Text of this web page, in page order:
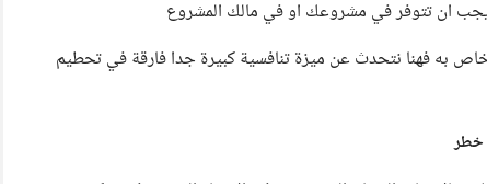
يجب ان تتوفر في مشروعك او في مالك المشروع
به فهنا نتحدث عن ميزة تنافسية كبيرة جدا فارقة في تحطيم
خطر